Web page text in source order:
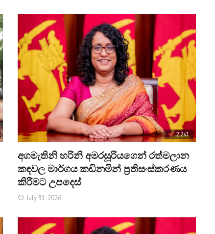
2,241
අගමැතිනි හරිනි අමරසූරියගෙන් රත්මලාන
කඳවල මාර්ගය කඩිනමින් ප්‍රතිසංස්කරණය
කිරීමට උපදෙස්
July 31, 2026